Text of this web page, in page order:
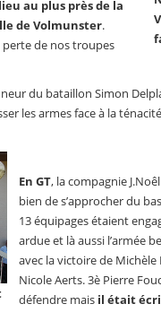
au plus près de la
de Volmunster.
perte de nos troupes
du bataillon Simon
les armes face à la
En GT, la compagnie
bien de s’approcher du
13 équipages étaient
ardue et là aussi l’armée
avec la victoire de
Nicole Aerts. 3è Pierre
défendre mais il était